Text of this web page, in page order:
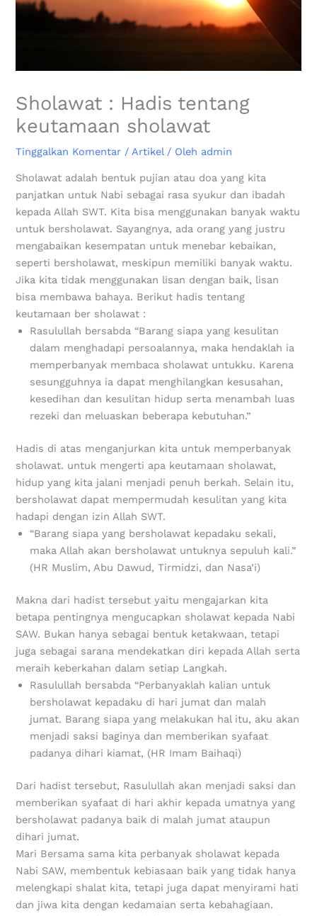
Sholawat : Hadis tentang
keutamaan sholawat
Tinggalkan Komentar / Artikel / Oleh admin
Sholawat adalah bentuk pujian atau doa yang kita
panjatkan untuk Nabi sebagai rasa syukur dan ibadah
kepada Allah SWT. Kita bisa menggunakan banyak waktu
untuk bersholawat. Sayangnya, ada orang yang justru
mengabaikan kesempatan untuk menebar kebaikan,
seperti bersholawat, meskipun memiliki banyak waktu.
Jika kita tidak menggunakan lisan dengan baik, lisan
bisa membawa bahaya. Berikut hadis tentang
keutamaan ber sholawat :
Rasulullah bersabda “Barang siapa yang kesulitan
dalam menghadapi persoalannya, maka hendaklah ia
memperbanyak membaca sholawat untukku. Karena
sesungguhnya ia dapat menghilangkan kesusahan,
kesedihan dan kesulitan hidup serta menambah luas
rezeki dan meluaskan beberapa kebutuhan.”
Hadis di atas menganjurkan kita untuk memperbanyak
sholawat. untuk mengerti apa keutamaan sholawat,
hidup yang kita jalani menjadi penuh berkah. Selain itu,
bersholawat dapat mempermudah kesulitan yang kita
hadapi dengan izin Allah SWT.
“Barang siapa yang bersholawat kepadaku sekali,
maka Allah akan bersholawat untuknya sepuluh kali.”
(HR Muslim, Abu Dawud, Tirmidzi, dan Nasa’i)
Makna dari hadist tersebut yaitu mengajarkan kita
betapa pentingnya mengucapkan sholawat kepada Nabi
SAW. Bukan hanya sebagai bentuk ketakwaan, tetapi
juga sebagai sarana mendekatkan diri kepada Allah serta
meraih keberkahan dalam setiap Langkah.
Rasulullah bersabda “Perbanyaklah kalian untuk
bersholawat kepadaku di hari jumat dan malah
jumat. Barang siapa yang melakukan hal itu, aku akan
menjadi saksi baginya dan memberikan syafaat
padanya dihari kiamat, (HR Imam Baihaqi)
Dari hadist tersebut, Rasulullah akan menjadi saksi dan
memberikan syafaat di hari akhir kepada umatnya yang
bersholawat padanya baik di malah jumat ataupun
dihari jumat.
Mari Bersama sama kita perbanyak sholawat kepada
Nabi SAW, membentuk kebiasaan baik yang tidak hanya
melengkapi shalat kita, tetapi juga dapat menyirami hati
dan jiwa kita dengan kedamaian serta kebahagiaan.